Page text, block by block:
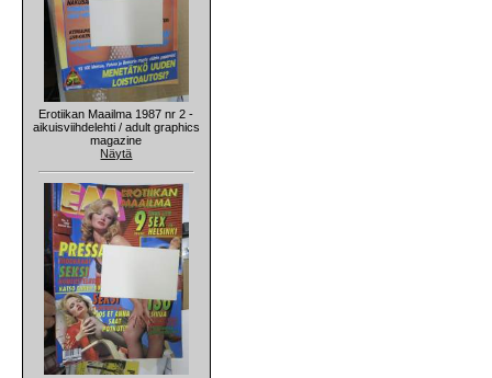
Erotiikan Maailma 1987 nr 2 -
aikuisviihdelehti / adult graphics
magazine
Näytä